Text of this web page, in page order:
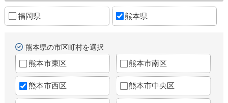
福岡県 熊本県
熊本県の市区町村を選択
熊本市東区 熊本市南区
熊本市西区 熊本市中央区